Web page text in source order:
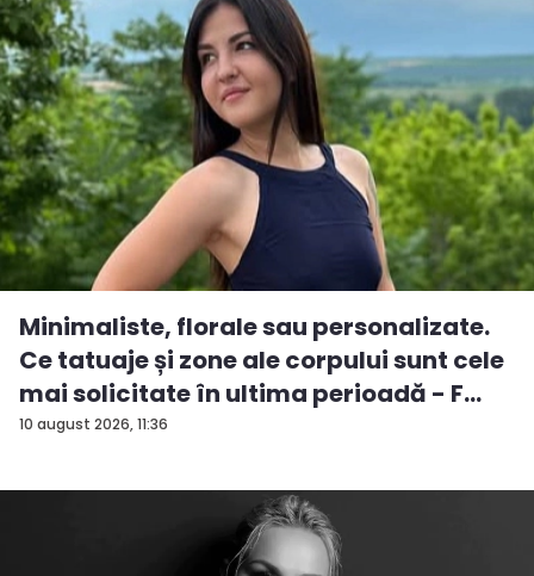
10 august 2026, 11:36
Minimaliste, florale sau personalizate.
Ce tatuaje și zone ale corpului sunt cele
mai solicitate în ultima perioadă - F...